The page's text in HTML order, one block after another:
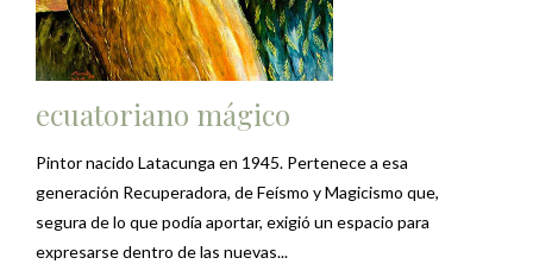
ecuatoriano mágico
Pintor nacido Latacunga en 1945. Pertenece a esa
generación Recuperadora, de Feísmo y Magicismo que,
segura de lo que podía aportar, exigió un espacio para
expresarse dentro de las nuevas...